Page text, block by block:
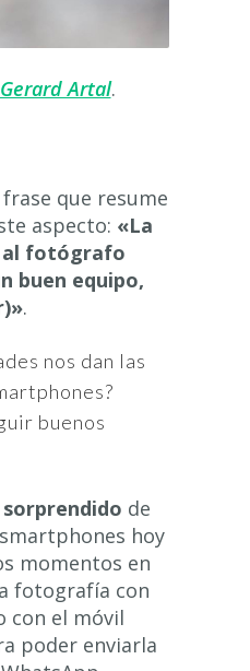
Gerard Artal.
que resume
aspecto: «La
al fotógrafo
buen equipo,
.
nos dan las
buenos
sorprendido de
hoy
momentos en
fotografía con
con el móvil
poder enviarla